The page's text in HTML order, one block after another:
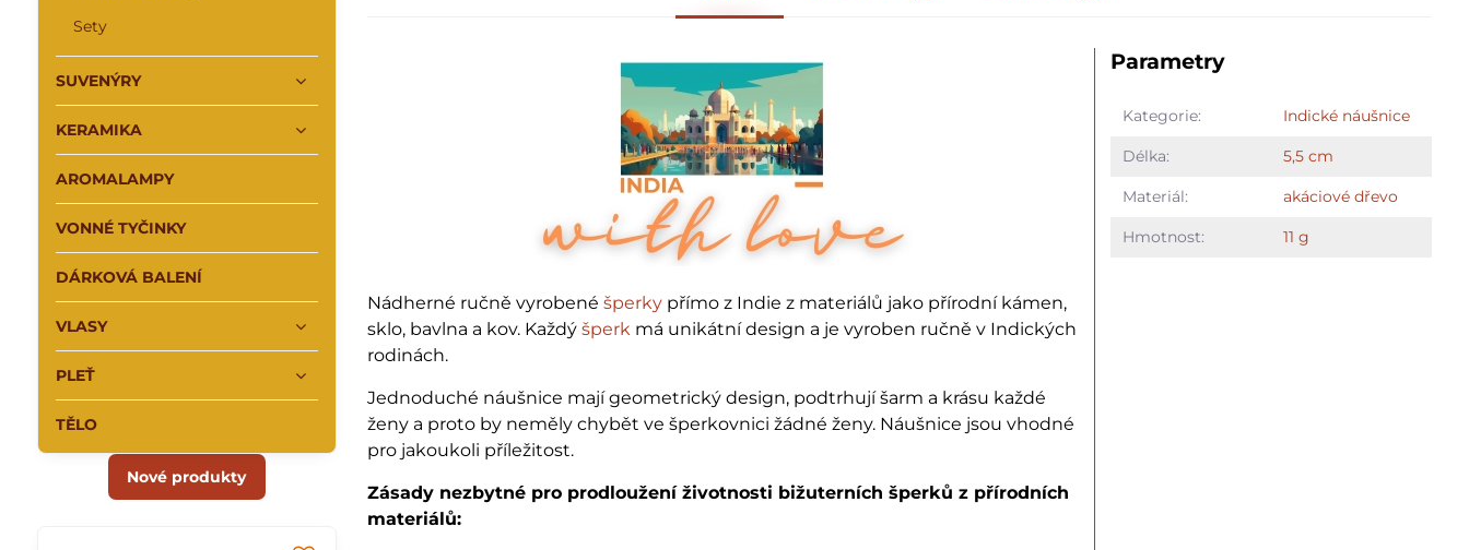
Nádherné ručně vyrobenéšperky přímo z Indie z materiálů jako přírodní kámen,
sklo, bavlna a kov. Každýšperk má unikátní design a je vyroben ručně v Indických
rodinách.
Jednoduché náušnice mají geometrický design, podtrhují šarm a krásu každé
ženy a proto by neměly chybět ve šperkovnici žádné ženy. Náušnice jsou vhodné
pro jakoukoli příležitost.
Zásady nezbytné pro prodloužení životnosti bižuterních šperků z přírodních
materiálů:
Parametry
Kategorie: Indické náušnice
Délka: 5,5 cm
Materiál: akáciové dřevo
Hmotnost: 11 g
Sety
SUVENÝRY
KERAMIKA
AROMALAMPY
VONNÉ TYČINKY
DÁRKOVÁ BALENÍ
VLASY
PLEŤ
TĚLO
Nové produkty